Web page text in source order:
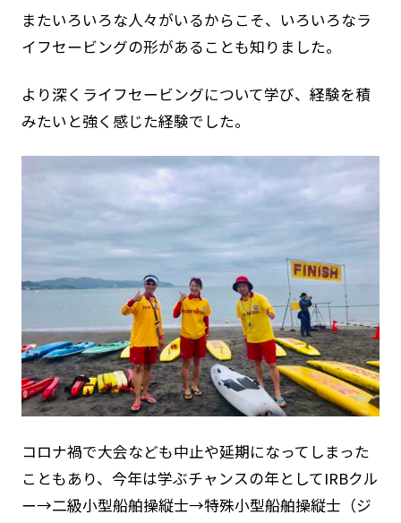
またいろいろな人々がいるからこそ、いろいろなラ
イフセービングの形があることも知りました。
より深くライフセービングについて学び、経験を積
みたいと強く感じた経験でした。
コロナ禍で大会なども中止や延期になってしまった
こともあり、今年は学ぶチャンスの年としてIRBクル
ー→二級小型船舶操縦士→特殊小型船舶操縦士（ジ